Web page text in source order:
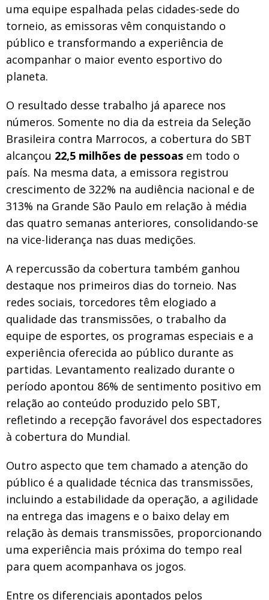
uma equipe espalhada pelas cidades-sede do
torneio, as emissoras vêm conquistando o
público e transformando a experiência de
acompanhar o maior evento esportivo do
planeta.
O resultado desse trabalho já aparece nos
números. Somente no dia da estreia da Seleção
Brasileira contra Marrocos, a cobertura do SBT
alcançou 22,5 milhões de pessoas em todo o
país. Na mesma data, a emissora registrou
crescimento de 322% na audiência nacional e de
313% na Grande São Paulo em relação à média
das quatro semanas anteriores, consolidando-se
na vice-liderança nas duas medições.
A repercussão da cobertura também ganhou
destaque nos primeiros dias do torneio. Nas
redes sociais, torcedores têm elogiado a
qualidade das transmissões, o trabalho da
equipe de esportes, os programas especiais e a
experiência oferecida ao público durante as
partidas. Levantamento realizado durante o
período apontou 86% de sentimento positivo em
relação ao conteúdo produzido pelo SBT,
refletindo a recepção favorável dos espectadores
à cobertura do Mundial.
Outro aspecto que tem chamado a atenção do
público é a qualidade técnica das transmissões,
incluindo a estabilidade da operação, a agilidade
na entrega das imagens e o baixo delay em
relação às demais transmissões, proporcionando
uma experiência mais próxima do tempo real
para quem acompanhava os jogos.
Entre os diferenciais apontados pelos